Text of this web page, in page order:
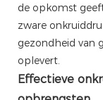
de opkomst
zware
gezondheid van
oplevert.
Effectieve